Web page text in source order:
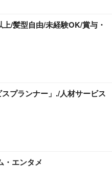
/髪型自由/未経験OK/賞与・
プランナー」./人材サービス
・エンタメ